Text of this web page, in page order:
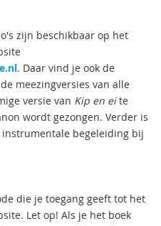
zijn beschikbaar op het
. Daar vind je ook de
meezingversies van alle
versie van Kip en eite
wordt gezongen. Verder is
begeleiding bij
die je toegang geeft tot het
Let op! Als je het boek